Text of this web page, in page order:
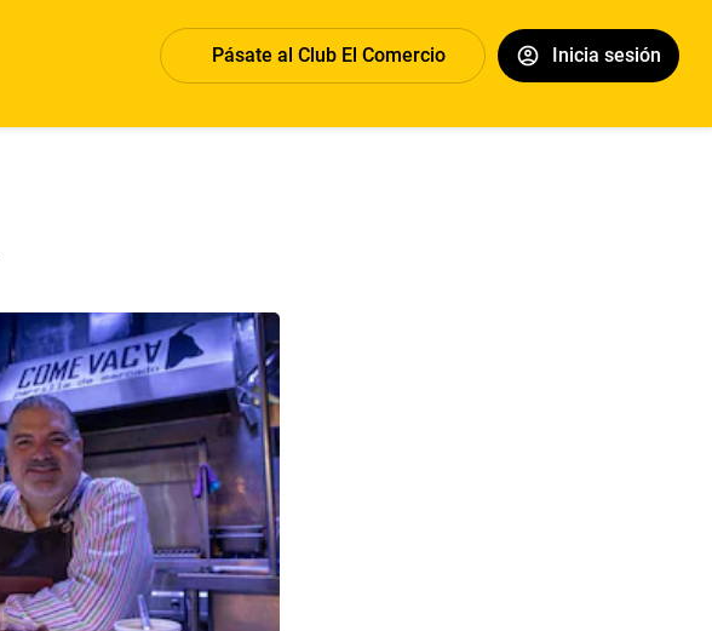
Pásate al Club El Comercio Inicia sesión